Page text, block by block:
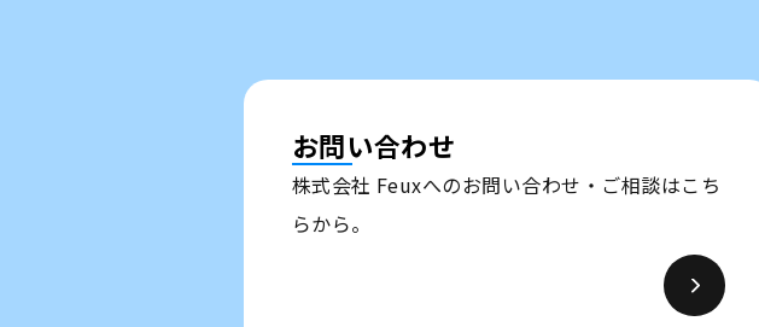
お問い合わせ
株式会社 Feuxへのお問い合わせ・ご相談はこち
らから。